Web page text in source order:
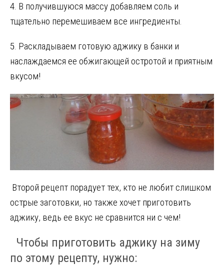
4. В получившуюся массу добавляем соль и
тщательно перемешиваем все ингредиенты.
5. Раскладываем готовую аджику в банки и
наслаждаемся ее обжигающей остротой и приятным
вкусом!
Второй рецепт порадует тех, кто не любит слишком
острые заготовки, но также хочет приготовить
аджику, ведь ее вкус не сравнится ни с чем!
Чтобы приготовить аджику на зиму
по этому рецепту, нужно: